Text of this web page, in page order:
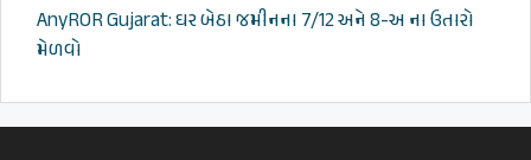
AnyROR Gujarat: ઘર બેઠા જમીનના 7/12 અને 8-અ ના ઉતારો
મેળવો